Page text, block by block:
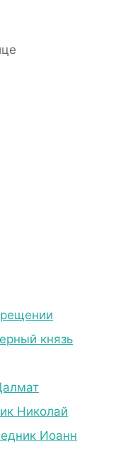
князь
Николай
Иоанн